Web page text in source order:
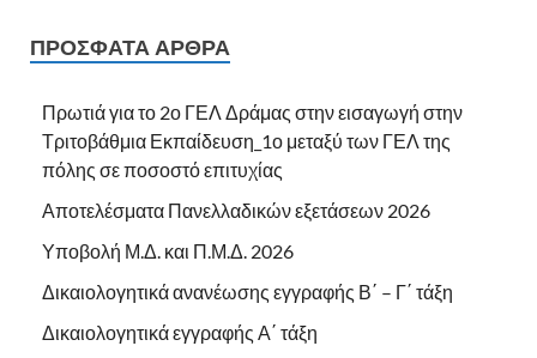
ΠΡΌΣΦΑΤΑ ΆΡΘΡΑ
Πρωτιά για το 2ο ΓΕΛ Δράμας στην εισαγωγή στην
Τριτοβάθμια Εκπαίδευση_1ο μεταξύ των ΓΕΛ της
πόλης σε ποσοστό επιτυχίας
Αποτελέσματα Πανελλαδικών εξετάσεων 2026
Υποβολή Μ.Δ. και Π.Μ.Δ. 2026
Δικαιολογητικά ανανέωσης εγγραφής Β΄ – Γ΄ τάξη
Δικαιολογητικά εγγραφής Α΄ τάξη